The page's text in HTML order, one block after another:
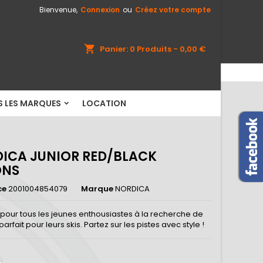
Bienvenue, Connexion ou Créez votre compte
shopping_cart Panier: 0 Produits - 0,00 €
LES MARQUES LOCATION
JUNIOR RED/BLACK
2001004854079 MarqueNORDICA
tous les jeunes enthousiastes à la recherche de
pour leurs skis. Partez sur les pistes avec style !